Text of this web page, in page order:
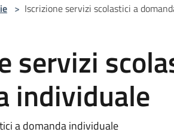
> Iscrizione servizi scolastici a
servizi
individuale
a domanda individuale